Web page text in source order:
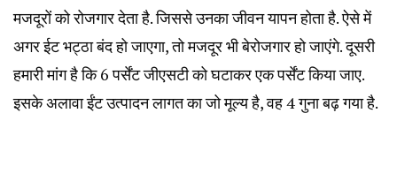
मजदूरों को रोजगार देता है. जिससे उनका जीवन यापन होता है. ऐसे में
अगर ईट भट्ठा बंद हो जाएगा, तो मजदूर भी बेरोजगार हो जाएंगे. दूसरी
हमारी मांग है कि 6 पर्सेंट जीएसटी को घटाकर एक पर्सेंट किया जाए.
इसके अलावा ईंट उत्पादन लागत का जो मूल्य है, वह 4 गुना बढ़ गया है.